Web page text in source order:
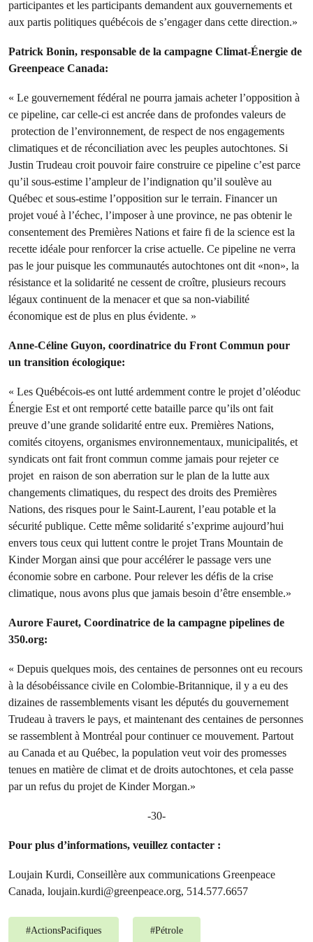
participantes et les participants demandent aux gouvernements et
aux partis politiques québécois de s’engager dans cette direction.»
Patrick Bonin, responsable de la campagne Climat-Énergie de
Greenpeace Canada:
« Le gouvernement fédéral ne pourra jamais acheter l’opposition à
ce pipeline, car celle-ci est ancrée dans de profondes valeurs de
protection de l’environnement, de respect de nos engagements
climatiques et de réconciliation avec les peuples autochtones. Si
Justin Trudeau croit pouvoir faire construire ce pipeline c’est parce
qu’il sous-estime l’ampleur de l’indignation qu’il soulève au
Québec et sous-estime l’opposition sur le terrain. Financer un
projet voué à l’échec, l’imposer à une province, ne pas obtenir le
consentement des Premières Nations et faire fi de la science est la
recette idéale pour renforcer la crise actuelle. Ce pipeline ne verra
pas le jour puisque les communautés autochtones ont dit «non», la
résistance et la solidarité ne cessent de croître, plusieurs recours
légaux continuent de la menacer et que sa non-viabilité
économique est de plus en plus évidente. »
Anne-Céline Guyon, coordinatrice du Front Commun pour
un transition écologique:
« Les Québécois-es ont lutté ardemment contre le projet d’oléoduc
Énergie Est et ont remporté cette bataille parce qu’ils ont fait
preuve d’une grande solidarité entre eux. Premières Nations,
comités citoyens, organismes environnementaux, municipalités, et
syndicats ont fait front commun comme jamais pour rejeter ce
projet en raison de son aberration sur le plan de la lutte aux
changements climatiques, du respect des droits des Premières
Nations, des risques pour le Saint-Laurent, l’eau potable et la
sécurité publique. Cette même solidarité s’exprime aujourd’hui
envers tous ceux qui luttent contre le projet Trans Mountain de
Kinder Morgan ainsi que pour accélérer le passage vers une
économie sobre en carbone. Pour relever les défis de la crise
climatique, nous avons plus que jamais besoin d’être ensemble.»
Aurore Fauret, Coordinatrice de la campagne pipelines de
350.org:
« Depuis quelques mois, des centaines de personnes ont eu recours
à la désobéissance civile en Colombie-Britannique, il y a eu des
dizaines de rassemblements visant les députés du gouvernement
Trudeau à travers le pays, et maintenant des centaines de personnes
se rassemblent à Montréal pour continuer ce mouvement. Partout
au Canada et au Québec, la population veut voir des promesses
tenues en matière de climat et de droits autochtones, et cela passe
par un refus du projet de Kinder Morgan.»
-30-
Pour plus d’informations, veuillez contacter :
Loujain Kurdi, Conseillère aux communications Greenpeace
Canada, loujain.kurdi@greenpeace.org, 514.577.6657
#ActionsPacifiques #Pétrole